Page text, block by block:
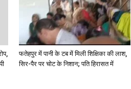
फतेहपुर में पानी के टब में मिली शिक्षिका की लाश,
सिर-पैर पर चोट के निशान; पति हिरासत में